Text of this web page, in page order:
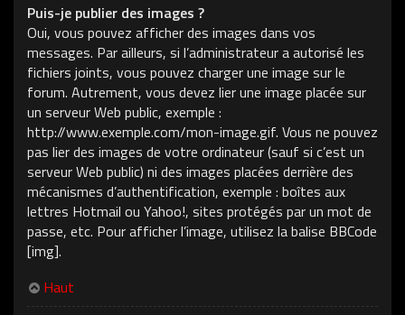
Puis-je publier des images ?
Oui, vous pouvez afficher des images dans vos
messages. Par ailleurs, si l’administrateur a autorisé les
fichiers joints, vous pouvez charger une image sur le
forum. Autrement, vous devez lier une image placée sur
un serveur Web public, exemple :
http://www.exemple.com/mon-image.gif. Vous ne pouvez
pas lier des images de votre ordinateur (sauf si c’est un
serveur Web public) ni des images placées derrière des
mécanismes d’authentification, exemple : boîtes aux
lettres Hotmail ou Yahoo!, sites protégés par un mot de
passe, etc. Pour afficher l’image, utilisez la balise BBCode
[img].
Haut